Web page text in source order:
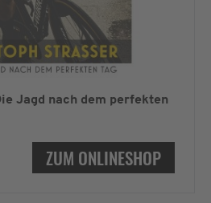
Jagd nach dem perfekten
ZUM ONLINESHOP